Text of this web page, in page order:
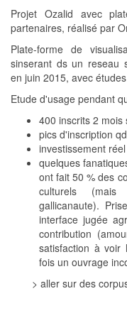
Projet Ozalid avec
partenaires, réalisé par
Plate-forme de
sinserant ds un reseau
en juin 2015, avec
Etude d'usage pendant
400 inscrits 2 mois
pics d'inscription
investissement
quelques
ont fait 50 % des
culturels
gallicanaute).
interface jugée
contribution
satisfaction à voir
fois un ouvrage
> aller sur des